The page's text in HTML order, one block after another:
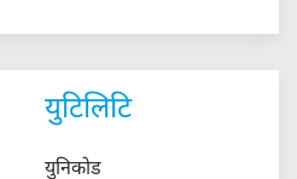
युटिलिटि
युनिकोड